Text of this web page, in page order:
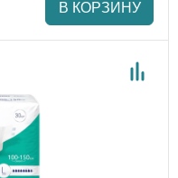
В КОРЗИНУ